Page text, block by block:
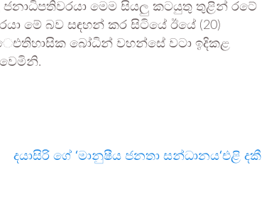
ජනාධිපතිවරයා මෙම සියලු කටයුතු තුළින් රටේ
මේ බව සඳහන් කර සිටියේ ඊයේ (20)
‌‌ෙඑතිහාසික බෝධින් වහන්සේ වටා ඉදිකළ
දයාසිරි ගේ ‘මානුෂීය ජනතා සන්ධානය‘එළි දකී